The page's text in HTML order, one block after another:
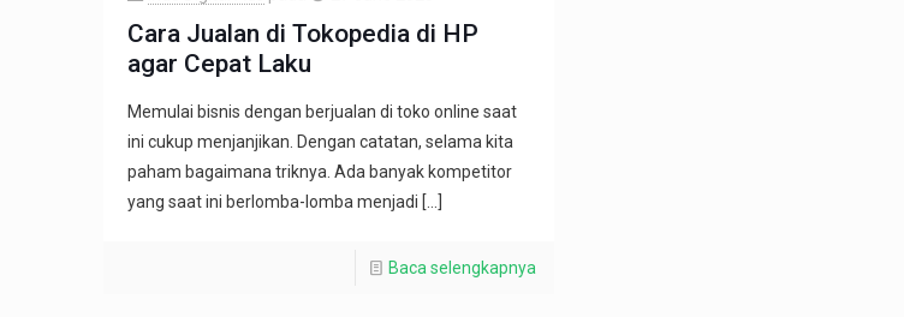
Cara Jualan di Tokopedia di HP
agar Cepat Laku
Memulai bisnis dengan berjualan di toko online saat
ini cukup menjanjikan. Dengan catatan, selama kita
paham bagaimana triknya. Ada banyak kompetitor
yang saat ini berlomba-lomba menjadi […]
Baca selengkapnya